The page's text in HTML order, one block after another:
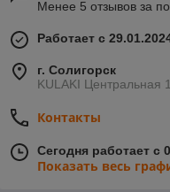
Менее 5 отзывов за
Работает с
г. Солигорск
KULAKI Центральная
Контакты
Сегодня работает с
Показать весь